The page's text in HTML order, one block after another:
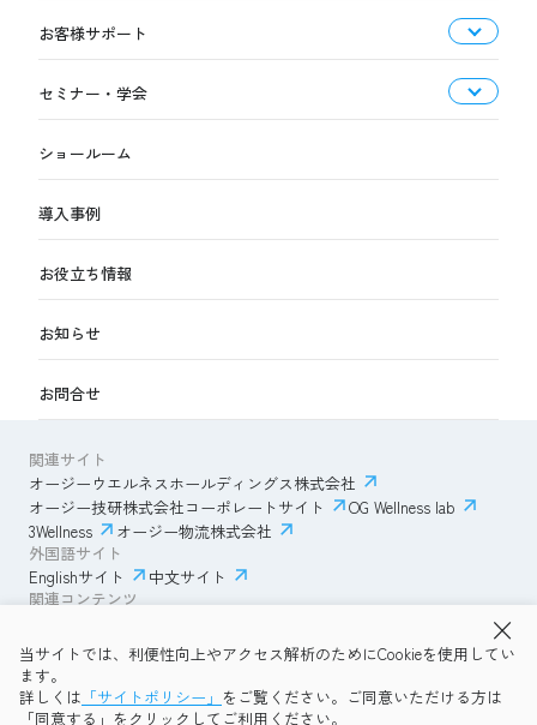
当サイトでは、利便性向上やアクセス解析のためにCookieを使用してい
ます。
詳しくは 「サイトポリシー」 をご覧ください。ご同意いただける方は
「同意する」をクリックしてご利用ください。
お客様サポート
セミナー・学会
ショールーム
導入事例
お役立ち情報
お知らせ
お問合せ
関連サイト
オージーウエルネスホールディングス株式会社
オージー技研株式会社コーポレートサイト
OG Wellness lab
3Wellness
オージー物流株式会社
外国語サイト
Englishサイト
中文サイト
関連コンテンツ
透明性ガイドライン
プライバシーポリシー
OG Wellness会員規約
コミュニティガイドライン
サイトマップ